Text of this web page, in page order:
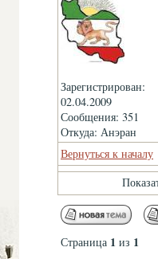
Зарегистрирован:
02.04.2009
Сообщения: 351
Откуда: Анэран
Вернуться к началу
Страница 1 из 1